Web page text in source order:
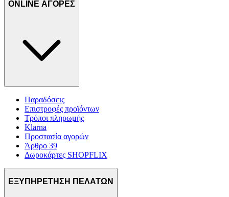
ONLINE ΑΓΟΡΕΣ
Παραδόσεις
Επιστροφές προϊόντων
Τρόποι πληρωμής
Klarna
Προστασία αγορών
Άρθρο 39
Δωροκάρτες SHOPFLIX
ΕΞΥΠΗΡΕΤΗΣΗ ΠΕΛΑΤΩΝ